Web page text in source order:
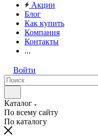
Акции
Блог
Как купить
Компания
Контакты
...
Войти
Каталог
По всему сайту
По каталогу